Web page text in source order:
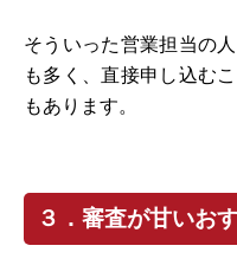
そういった営業担当の
も多く、直接申し込む
もあります。
３．審査が甘いお